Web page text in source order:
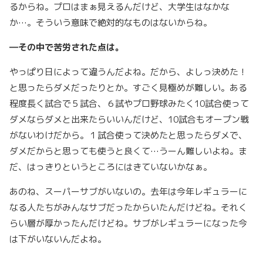
るからね。プロはまぁ見えるんだけど、大学生はなかな
か…。そういう意味で絶対的なものはないからね。
―その中で苦労された点は。
やっぱり日によって違うんだよね。だから、よしっ決めた！
と思ったらダメだったりとか。すごく見極めが難しい。ある
程度長く試合で５試合、６試やプロ野球みたく10試合使って
ダメならダメと出来たらいいんだけど、10試合もオープン戦
がないわけだから。１試合使って決めたと思ったらダメで、
ダメだからと思っても使うと良くて…うーん難しいよね。ま
だ、はっきりというところにはきていないかなぁ。
あのね、スーパーサブがいないの。去年は今年レギュラーに
なる人たちがみんなサブだったからいたんだけどね。それく
らい層が厚かったんだけどね。サブがレギュラーになった今
は下がいないんだよね。